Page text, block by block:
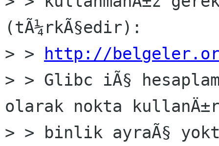
(tÃ¼rkÃ§edir):
> >
http://
> > Glibc iÃ§
olarak nokta
> > binlik ayraÃ§